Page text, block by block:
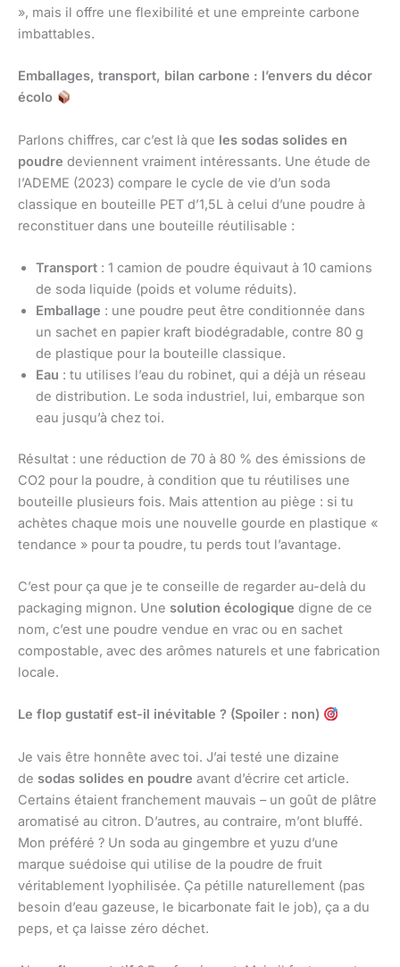
», mais il offre une flexibilité et une empreinte carbone
imbattables.
Emballages, transport, bilan carbone : l’envers du décor
écolo
Parlons chiffres, car c’est là que les sodas solides en
poudre deviennent vraiment intéressants. Une étude de
l’ADEME (2023) compare le cycle de vie d’un soda
classique en bouteille PET d’1,5L à celui d’une poudre à
reconstituer dans une bouteille réutilisable :
Transport : 1 camion de poudre équivaut à 10 camions
de soda liquide (poids et volume réduits).
Emballage : une poudre peut être conditionnée dans
un sachet en papier kraft biodégradable, contre 80 g
de plastique pour la bouteille classique.
Eau : tu utilises l’eau du robinet, qui a déjà un réseau
de distribution. Le soda industriel, lui, embarque son
eau jusqu’à chez toi.
Résultat : une réduction de 70 à 80 % des émissions de
CO2 pour la poudre, à condition que tu réutilises une
bouteille plusieurs fois. Mais attention au piège : si tu
achètes chaque mois une nouvelle gourde en plastique «
tendance » pour ta poudre, tu perds tout l’avantage.
C’est pour ça que je te conseille de regarder au-delà du
packaging mignon. Une solution écologique digne de ce
nom, c’est une poudre vendue en vrac ou en sachet
compostable, avec des arômes naturels et une fabrication
locale.
Le flop gustatif est-il inévitable ? (Spoiler : non)
Je vais être honnête avec toi. J’ai testé une dizaine
de sodas solides en poudre avant d’écrire cet article.
Certains étaient franchement mauvais – un goût de plâtre
aromatisé au citron. D’autres, au contraire, m’ont bluffé.
Mon préféré ? Un soda au gingembre et yuzu d’une
marque suédoise qui utilise de la poudre de fruit
véritablement lyophilisée. Ça pétille naturellement (pas
besoin d’eau gazeuse, le bicarbonate fait le job), ça a du
peps, et ça laisse zéro déchet.